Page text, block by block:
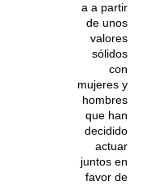
a a partir
de unos
valores
sólidos
con
mujeres y
hombres
que han
decidido
actuar
juntos en
favor de